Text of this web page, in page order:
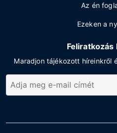
Az én
Ezeken a
Maradjon tájékozott híreinkről